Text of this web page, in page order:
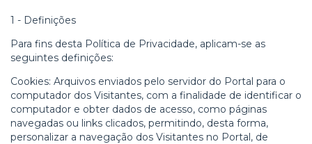
1 - Definições
Para fins desta Política de Privacidade, aplicam-se as
seguintes definições:
Cookies: Arquivos enviados pelo servidor do Portal para o
computador dos Visitantes, com a finalidade de identificar o
computador e obter dados de acesso, como páginas
navegadas ou links clicados, permitindo, desta forma,
personalizar a navegação dos Visitantes no Portal, de